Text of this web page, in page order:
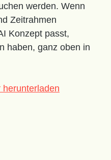
werden. Wenn
Zeitrahmen
Konzept passt,
haben, ganz oben in